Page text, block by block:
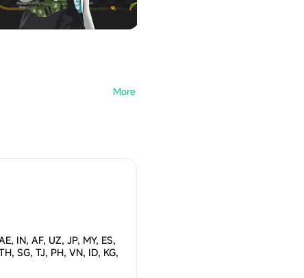
IN, AF, UZ, JP, MY, ES,
SG, TJ, PH, VN, ID, KG,